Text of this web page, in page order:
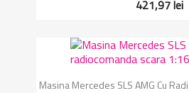
421,97 lei
Masina Mercedes SLS AMG Cu